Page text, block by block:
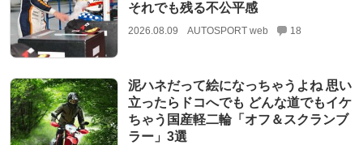
それでも残る不公平感
2026.08.09 AUTOSPORT web 18
泥ハネだって絵になっちゃうよね 思い
立ったらドコへでも どんな道でもイケ
ちゃう国産軽二輪「オフ＆スクランブ
ラー」3選